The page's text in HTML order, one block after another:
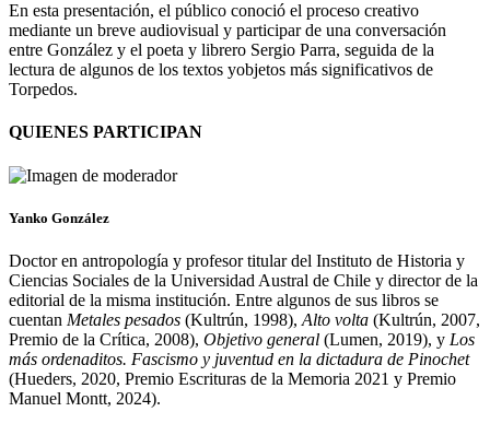
En esta presentación, el público conoció el proceso creativo
mediante un breve audiovisual y participar de una conversación
entre González y el poeta y librero Sergio Parra, seguida de la
lectura de algunos de los textos yobjetos más significativos de
Torpedos.
QUIENES PARTICIPAN
Yanko González
Doctor en antropología y profesor titular del Instituto de Historia y
Ciencias Sociales de la Universidad Austral de Chile y director de la
editorial de la misma institución. Entre algunos de sus libros se
cuentan Metales pesados (Kultrún, 1998), Alto volta (Kultrún, 2007,
Premio de la Crítica, 2008), Objetivo general (Lumen, 2019), y Los
más ordenaditos. Fascismo y juventud en la dictadura de Pinochet
(Hueders, 2020, Premio Escrituras de la Memoria 2021 y Premio
Manuel Montt, 2024).